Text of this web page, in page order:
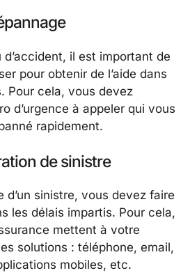
d’accident, il est important de
pour obtenir de l’aide dans
Pour cela, vous devez
d’urgence à appeler qui vous
rapidement.
de sinistre
d’un sinistre, vous devez faire
les délais impartis. Pour cela,
mettent à votre
solutions : téléphone, email,
mobiles, etc.